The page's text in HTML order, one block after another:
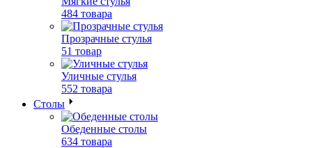
484 товара
Прозрачные стулья
51 товар
Уличные стулья
552 товара
Столы
Обеденные столы
634 товара